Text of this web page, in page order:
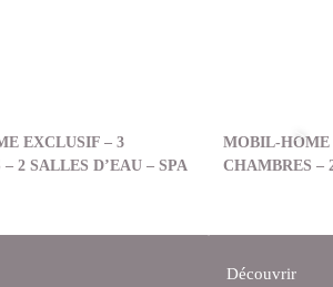
EXCLUSIF – 3
2 SALLES D’EAU – SPA
MOBIL-HOME
CHAMBRES –
Découvrir